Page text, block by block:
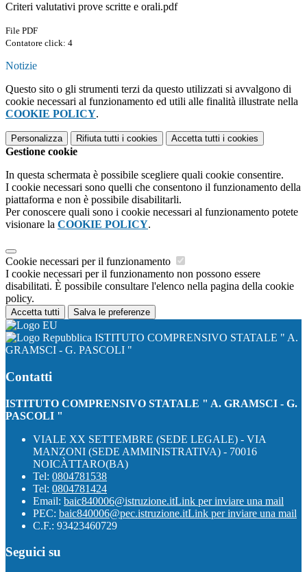
Criteri valutativi prove scritte e orali.pdf
File PDF
Contatore click: 4
Notizie
Questo sito o gli strumenti terzi da questo utilizzati si avvalgono di
cookie necessari al funzionamento ed utili alle finalità illustrate nella
COOKIE POLICY.
Personalizza Rifiuta tutti i cookies Accetta tutti i cookies
Gestione cookie
In questa schermata è possibile scegliere quali cookie consentire.
I cookie necessari sono quelli che consentono il funzionamento della
piattaforma e non è possibile disabilitarli.
Per conoscere quali sono i cookie necessari al funzionamento potete
visionare la COOKIE POLICY.
Cookie necessari per il funzionamento
I cookie necessari per il funzionamento non possono essere
disabilitati. È possibile consultare l'elenco nella pagina della cookie
policy.
Accetta tutti Salva le preferenze
ISTITUTO COMPRENSIVO STATALE " A.
GRAMSCI - G. PASCOLI "
Contatti
ISTITUTO COMPRENSIVO STATALE " A. GRAMSCI - G.
PASCOLI "
VIALE XX SETTEMBRE (SEDE LEGALE) - VIA
MANZONI (SEDE AMMINISTRATIVA) - 70016
NOICÀTTARO(BA)
Tel: 0804781538
Tel: 0804781424
Email: baic840006@istruzione.itLink per inviare una mail
PEC: baic840006@pec.istruzione.itLink per inviare una mail
C.F.: 93423460729
Seguici su